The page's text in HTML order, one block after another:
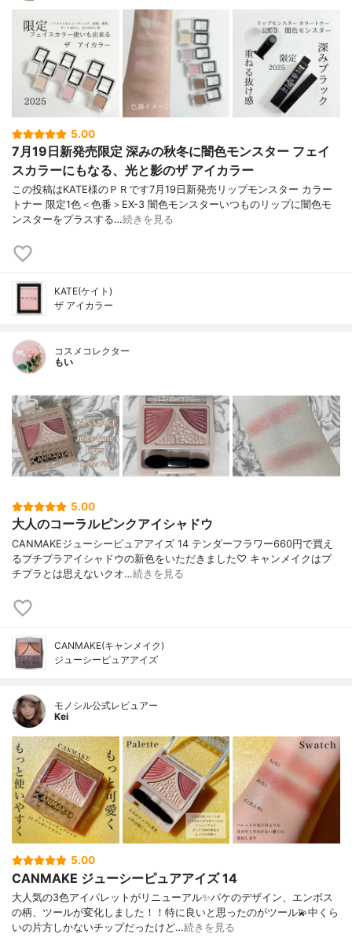
5.00
7月19日新発売限定 深みの秋冬に闇色モンスター フェイ
スカラーにもなる、光と影のザ アイカラー
この投稿はKATE様のＰＲです7月19日新発売リップモンスター カラー
トナー 限定1色＜色番＞EX-3 闇色モンスターいつものリップに闇色モ
ンスターをプラスする…続きを見る
KATE(ケイト)
ザ アイカラー
コスメコレクター
もい
5.00
大人のコーラルピンクアイシャドウ
CANMAKEジューシーピュアアイズ 14 テンダーフラワー660円で買え
るプチプラアイシャドウの新色をいただきました♡ キャンメイクはプ
チプラとは思えないクオ…続きを見る
CANMAKE(キャンメイク)
ジューシーピュアアイズ
モノシル公式レビュアー
Kei
5.00
CANMAKE ジューシーピュアアイズ 14
大人気の3色アイパレットがリニューアル✨パケのデザイン、エンボス
の柄、ツールが変化しました！！特に良いと思ったのがツール💫中くら
いの片方しかないチップだったけど…続きを見る